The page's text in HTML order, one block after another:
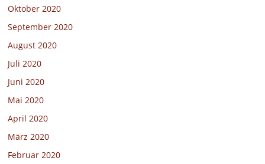
Oktober 2020
September 2020
August 2020
Juli 2020
Juni 2020
Mai 2020
April 2020
März 2020
Februar 2020